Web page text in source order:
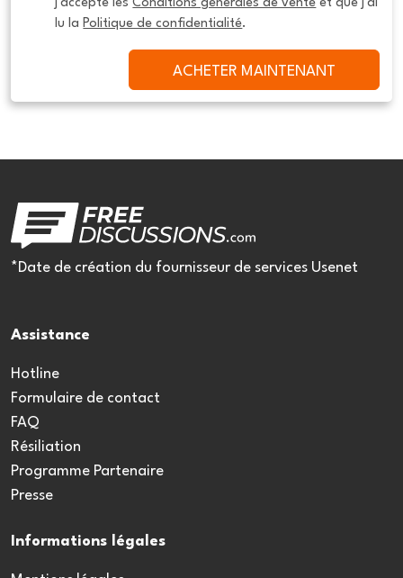
j'accepte les Conditions générales de vente et que j'ai
lu la Politique de confidentialité.
ACHETER MAINTENANT
*Date de création du fournisseur de services Usenet
Assistance
Hotline
Formulaire de contact
FAQ
Résiliation
Programme Partenaire
Presse
Informations légales